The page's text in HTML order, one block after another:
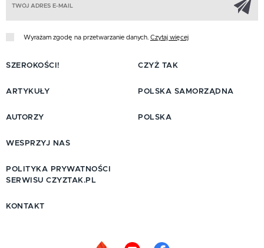
Wyrażam zgodę na przetwarzanie danych. Czytaj więcej
SZEROKOŚCI!
ARTYKUŁY
AUTORZY
CZYŻ TAK
POLSKA SAMORZĄDNA
POLSKA
WESPRZYJ NAS
POLITYKA PRYWATNOŚCI
SERWISU CZYZTAK.PL
KONTAKT